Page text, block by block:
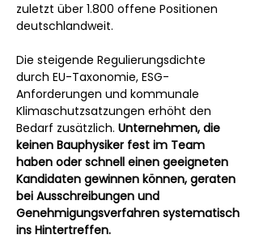
zuletzt über 1.800 offene Positionen
deutschlandweit.
Die steigende Regulierungsdichte
durch EU-Taxonomie, ESG-
Anforderungen und kommunale
Klimaschutzsatzungen erhöht den
Bedarf zusätzlich. Unternehmen, die
keinen Bauphysiker fest im Team
haben oder schnell einen geeigneten
Kandidaten gewinnen können, geraten
bei Ausschreibungen und
Genehmigungsverfahren systematisch
ins Hintertreffen.